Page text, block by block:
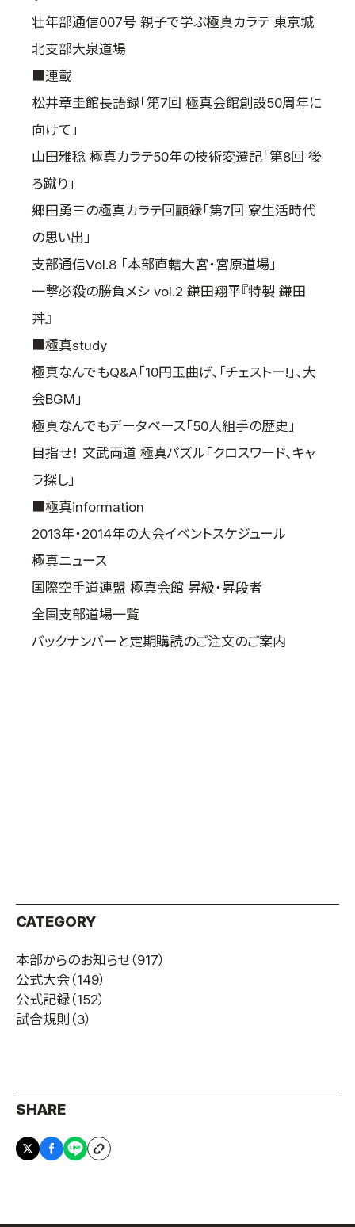
壮年部通信007号 親子で学ぶ極真カラテ 東京城
北支部大泉道場
■連載
松井章圭館長語録「第7回 極真会館創設50周年に
向けて」
山田雅稔 極真カラテ50年の技術変遷記「第8回 後
ろ蹴り」
郷田勇三の極真カラテ回顧録「第7回 寮生活時代
の思い出」
支部通信Vol.8 「本部直轄大宮・宮原道場」
一撃必殺の勝負メシ vol.2 鎌田翔平『特製 鎌田
丼』
■極真study
極真なんでもQ&A「10円玉曲げ、「チェストー!」、大
会BGM」
極真なんでもデータベース「50人組手の歴史」
目指せ！ 文武両道 極真パズル「クロスワード、キャ
ラ探し」
■極真information
2013年・2014年の大会イベントスケジュール
極真ニュース
国際空手道連盟 極真会館 昇級・昇段者
全国支部道場一覧
バックナンバーと定期購読のご注文のご案内
CATEGORY
本部からのお知らせ（917）
公式大会（149）
公式記録（152）
試合規則 （3）
SHARE